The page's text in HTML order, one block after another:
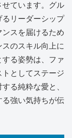
せています。グル
リーダーシップ
スを届けるため
のスキル向上に
る姿勢は、ファ
としてステージ
る純粋な愛と、
強い気持ちが伝